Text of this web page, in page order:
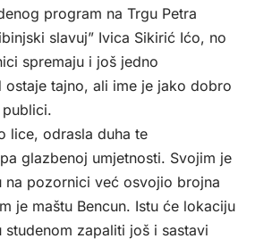
program na Trgu Petra
slavuj” Ivica Sikirić Ićo, no
spremaju i još jedno
ostaje tajno, ali ime je jako dobro
lice, odrasla duha te
glazbenoj umjetnosti. Svojim je
na pozornici već osvojio brojna
je maštu Bencun. Istu će lokaciju
studenom zapaliti još i sastavi